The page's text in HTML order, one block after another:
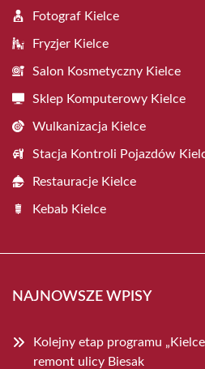
Fotograf Kielce
Fryzjer Kielce
Salon Kosmetyczny Kielce
Sklep Komputerowy Kielce
Wulkanizacja Kielce
Stacja Kontroli Pojazdów
Restauracje Kielce
Kebab Kielce
NAJNOWSZE WPISY
Kolejny etap programu
remont ulicy Biesak